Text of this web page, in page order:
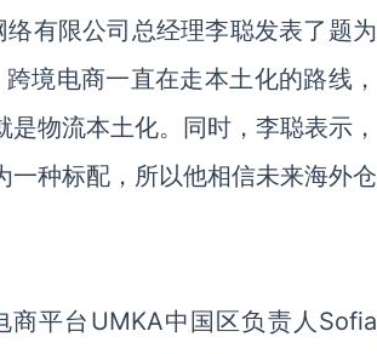
有限公司总经理李聪发表了题为
境电商一直在走本土化的路线，
物流本土化。同时，李聪表示，
种标配，所以他相信未来海外仓
平台UMKA中国区负责人Sofia